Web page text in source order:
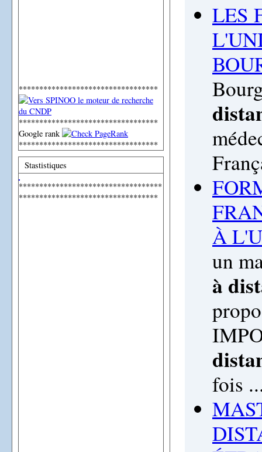
**********************************
**********************************
Google rank
**********************************
Stastistiques
***********************************
**********************************
LES
À
un
à
fois